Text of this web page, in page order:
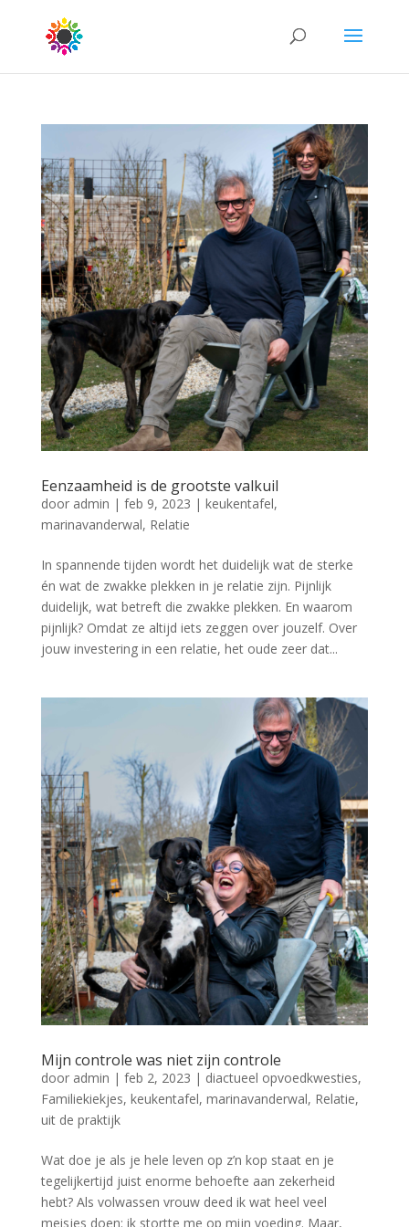
Eenzaamheid is de grootste valkuil
door admin | feb 9, 2023 | keukentafel,
marinavanderwal, Relatie
In spannende tijden wordt het duidelijk wat de sterke
én wat de zwakke plekken in je relatie zijn. Pijnlijk
duidelijk, wat betreft die zwakke plekken. En waarom
pijnlijk? Omdat ze altijd iets zeggen over jouzelf. Over
jouw investering in een relatie, het oude zeer dat...
Mijn controle was niet zijn controle
door admin | feb 2, 2023 | diactueel opvoedkwesties,
Familiekiekjes, keukentafel, marinavanderwal, Relatie,
uit de praktijk
Wat doe je als je hele leven op z’n kop staat en je
tegelijkertijd juist enorme behoefte aan zekerheid
hebt? Als volwassen vrouw deed ik wat heel veel
meisjes doen: ik stortte me op mijn voeding. Maar,